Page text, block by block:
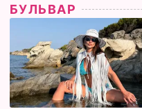
БУЛЬВАР